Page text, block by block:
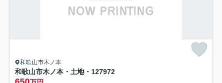
和歌山市木ノ本
和歌山市木ノ本・土地・127972